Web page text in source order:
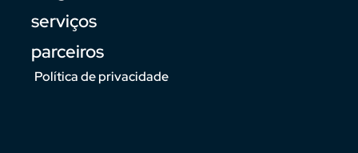
serviços
parceiros
Política de privacidade